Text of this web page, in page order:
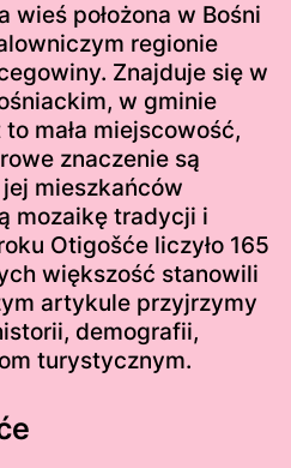
położona w Bośni
regionie
Znajduje się w
w gminie
mała miejscowość,
znaczenie są
mieszkańców
mozaikę tradycji i
Otigošće liczyło 165
większość stanowili
artykule przyjrzymy
demografii,
turystycznym.